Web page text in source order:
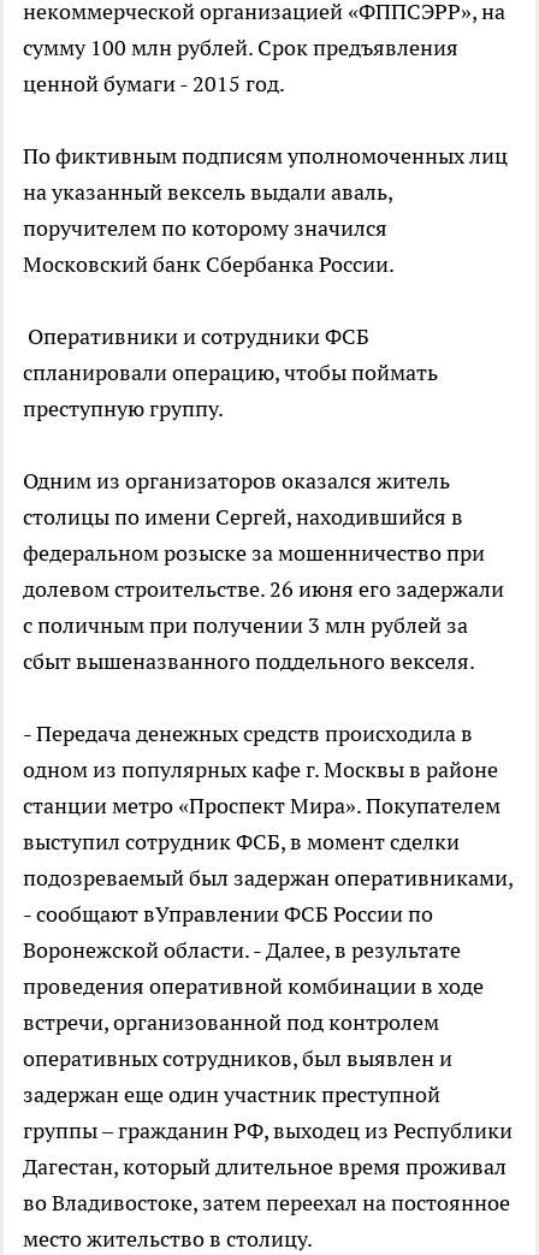
некоммерческой организацией «ФППСЭРР», на
сумму 100 млн рублей. Срок предъявления
ценной бумаги - 2015 год.
По фиктивным подписям уполномоченных лиц
на указанный вексель выдали аваль,
поручителем по которому значился
Московский банк Сбербанка России.
Оперативники и сотрудники ФСБ
спланировали операцию, чтобы поймать
преступную группу.
Одним из организаторов оказался житель
столицы по имени Сергей, находившийся в
федеральном розыске за мошенничество при
долевом строительстве. 26 июня его задержали
с поличным при получении 3 млн рублей за
сбыт вышеназванного поддельного векселя.
- Передача денежных средств происходила в
одном из популярных кафе г. Москвы в районе
станции метро «Проспект Мира». Покупателем
выступил сотрудник ФСБ, в момент сделки
подозреваемый был задержан оперативниками,
- сообщают вУправлении ФСБ России по
Воронежской области. - Далее, в результате
проведения оперативной комбинации в ходе
встречи, организованной под контролем
оперативных сотрудников, был выявлен и
задержан еще один участник преступной
группы – гражданин РФ, выходец из Республики
Дагестан, который длительное время проживал
во Владивостоке, затем переехал на постоянное
место жительство в столицу.